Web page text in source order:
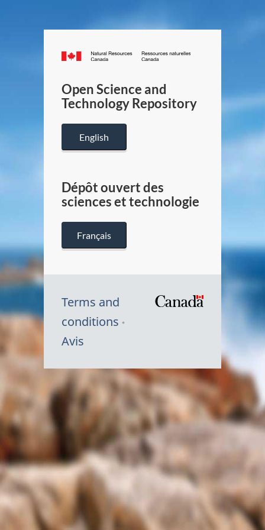
Canada.ca
/
Canada
Open Science and
Technology Repository
English
Dépôt ouvert des
sciences et technologie
Français
Terms and
conditions
Avis
Symbole
du
Canada